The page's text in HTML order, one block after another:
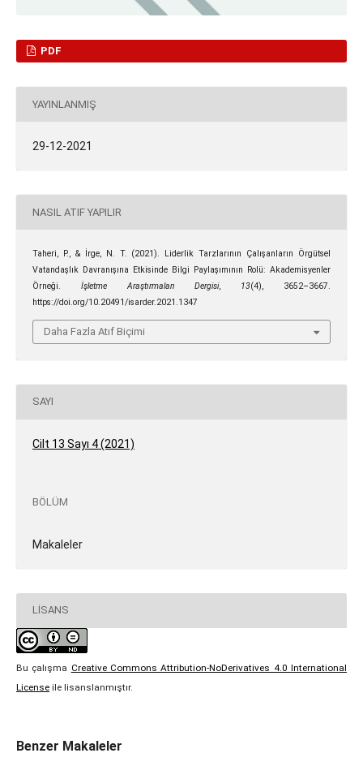
PDF
YAYINLANMIŞ
29-12-2021
NASIL ATIF YAPILIR
Taheri, P., & İrge, N. T. (2021). Liderlik Tarzlarının Çalışanların Örgütsel
Vatandaşlık Davranışına Etkisinde Bilgi Paylaşımının Rolü: Akademisyenler
Örneği. İşletme Araştırmaları Dergisi, 13(4), 3652–3667.
https://doi.org/10.20491/isarder.2021.1347
Daha Fazla Atıf Biçimi
SAYI
Cilt 13 Sayı 4 (2021)
BÖLÜM
Makaleler
LISANS
Bu çalışma Creative Commons Attribution-NoDerivatives 4.0 International
Licenseile lisanslanmıştır.
Benzer Makaleler